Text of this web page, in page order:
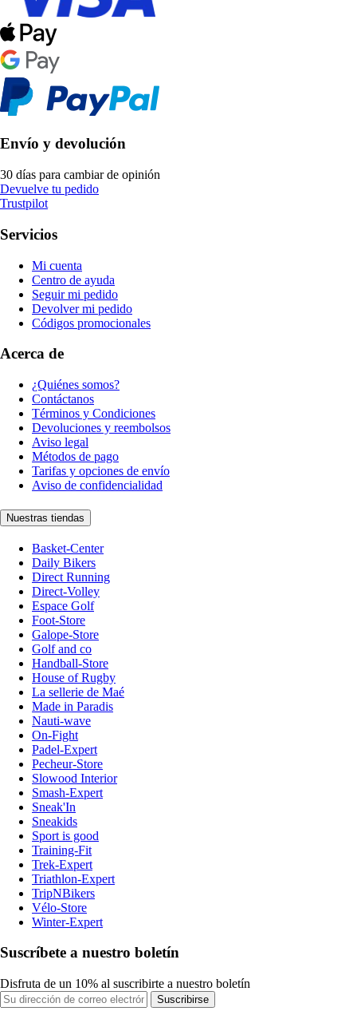
Envío y devolución
30 días para cambiar de opinión
Devuelve tu pedido
Trustpilot
Servicios
Mi cuenta
Centro de ayuda
Seguir mi pedido
Devolver mi pedido
Códigos promocionales
Acerca de
¿Quiénes somos?
Contáctanos
Términos y Condiciones
Devoluciones y reembolsos
Aviso legal
Métodos de pago
Tarifas y opciones de envío
Aviso de confidencialidad
Nuestras tiendas
Basket-Center
Daily Bikers
Direct Running
Direct-Volley
Espace Golf
Foot-Store
Galope-Store
Golf and co
Handball-Store
House of Rugby
La sellerie de Maé
Made in Paradis
Nauti-wave
On-Fight
Padel-Expert
Pecheur-Store
Slowood Interior
Smash-Expert
Sneak'In
Sneakids
Sport is good
Training-Fit
Trek-Expert
Triathlon-Expert
TripNBikers
Vélo-Store
Winter-Expert
Suscríbete a nuestro boletín
Disfruta de un 10% al suscribirte a nuestro boletín
Suscribirse